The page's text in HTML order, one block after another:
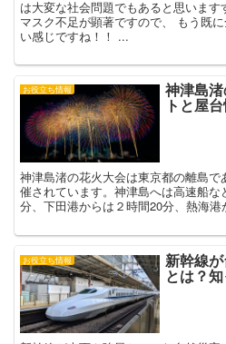
は大変な社会問題でもあると思いま
マスク不足が顕著ですので、 もう既
い感じですね！！ ...
お役立ち情報 神津島
トと屋
神津島渚の花火大会は東京都の離島
催されています。神津島へは高速船
分、下田港からは２時間20分、熱海港
お役立ち情報 新幹線
とは？